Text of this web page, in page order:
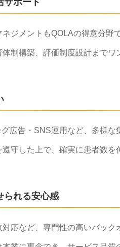
ジメントもQOLAの得意分野
制構築、評価制度設計までワ
広告・SNS運用など、多様
守した上で、確実に患者数
られる安心感
応など、専門性の高いバッ